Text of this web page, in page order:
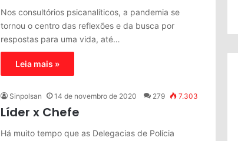
Nos consultórios psicanalíticos, a pandemia se
tornou o centro das reflexões e da busca por
respostas para uma vida, até…
Leia mais »
Sinpolsan 14 de novembro de 2020 279 7.303
Líder x Chefe
Há muito tempo que as Delegacias de Polícia